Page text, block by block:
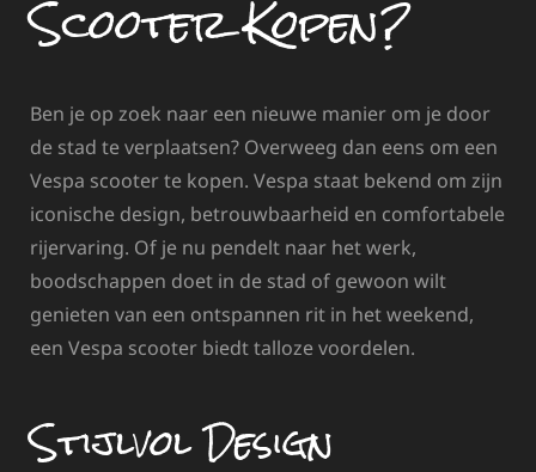
Scooter Kopen?
Ben je op zoek naar een nieuwe manier om je door
de stad te verplaatsen? Overweeg dan eens om een
Vespa scooter te kopen. Vespa staat bekend om zijn
iconische design, betrouwbaarheid en comfortabele
rijervaring. Of je nu pendelt naar het werk,
boodschappen doet in de stad of gewoon wilt
genieten van een ontspannen rit in het weekend,
een Vespa scooter biedt talloze voordelen.
Stijlvol Design